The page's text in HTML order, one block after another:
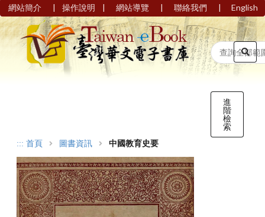
網站簡介 | 操作說明 | 網站導覽 | 聯絡我們 | English
進
階
檢
索
::: 首頁 圖書資訊 中國教育史要